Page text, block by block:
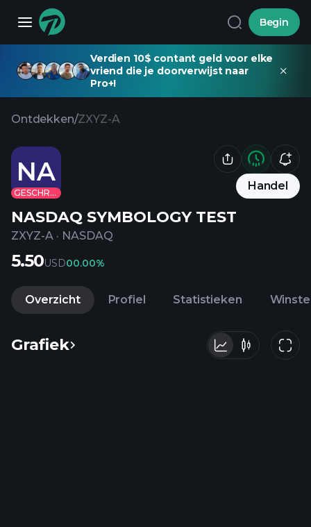
Begin
Verdien 10$ contant geld voor elke
vriend die je doorverwijst naar
Pro+!
Ontdekken/ZXYZ-A
NA
GESCHRAPT
Handel
NASDAQ SYMBOLOGY TEST
ZXYZ-A · NASDAQ
5.50USD00.00%
Overzicht Profiel Statistieken
Grafiek